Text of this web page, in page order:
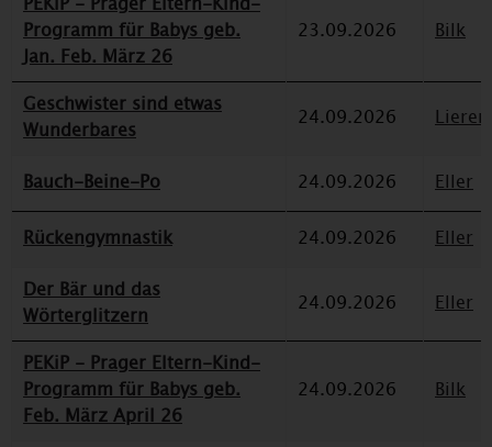
Programm für Babys geb.
Jan. Feb. März 26
23.09.2026 Bilk
Geschwister sind etwas
Wunderbares
24.09.2026
Bauch-Beine-Po 24.09.2026 Eller
Rückengymnastik 24.09.2026
Eller
Der Bär und das
Wörterglitzern
24.09.2026 Eller
PEKiP - Prager Eltern-Kind-
Programm für Babys geb.
Feb. März April 26
24.09.2026 Bilk